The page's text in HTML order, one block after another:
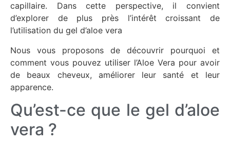
capillaire. Dans cette perspective, il convient
d’explorer de plus près l’intérêt croissant de
l’utilisation du gel d’aloe vera
Nous vous proposons de découvrir pourquoi et
comment vous pouvez utiliser l’Aloe Vera pour avoir
de beaux cheveux, améliorer leur santé et leur
apparence.
Qu’est-ce que le gel d’aloe
vera ?